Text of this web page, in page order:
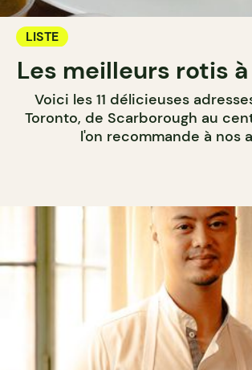
LISTE
Les meilleurs rotis
Voici les 11 délicieuses
Toronto, de Scarborough au
l'on recommande à nos